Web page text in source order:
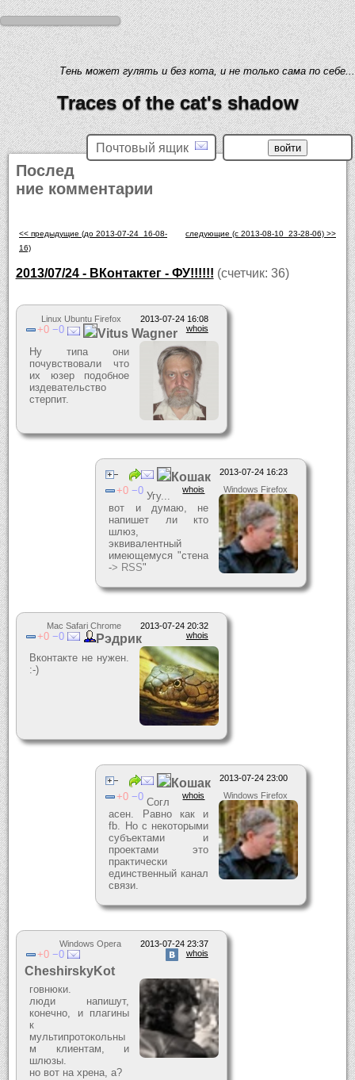
Тень может гулять и без кота, и не только сама по себе...
Traces of the cat's shadow
Почтовый ящик
Послед
ние комментарии
<< предыдущие (до 2013-07-24_16-08-
16)
следующие (c 2013-08-10_23-28-06) >>
2013/07/24 - ВКонтактег - ФУ!!!!!! (счетчик: 36)
2013-07-24 16:08
Linux Ubuntu Firefox
whois
0 0 Vitus Wagner
Ну типа они
почувствовали что
их юзер подобное
издевательство
стерпит.
2013-07-24 16:23
Windows Firefox
whois
0 0
Кошак
Угу...
вот и думаю, не
напишет ли кто
шлюз,
эквивалентный
имеющемуся "стена
-> RSS"
2013-07-24 20:32
Mac Safari Chrome
whois
0 0 Рэдрик
Вконтакте не нужен.
:-)
2013-07-24 23:00
Windows Firefox
whois
0 0
Кошак
Согл
асен. Равно как и
fb. Но с некоторыми
субъектами и
проектами это
практически
единственный канал
связи.
2013-07-24 23:37
Windows Opera
whois
0 0
CheshirskyKot
говнюки.
люди напишут,
конечно, и плагины
к
мультипротокольны
м клиентам, и
шлюзы.
но вот на хрена, а?